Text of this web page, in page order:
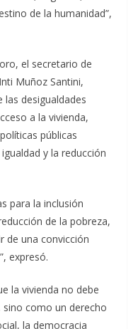
de la humanidad”,
el secretario de
Muñoz Santini,
desigualdades
a la vivienda,
públicas
y la reducción
para la inclusión
de la pobreza,
de una convicción
expresó.
la vivienda no debe
como un derecho
la democracia